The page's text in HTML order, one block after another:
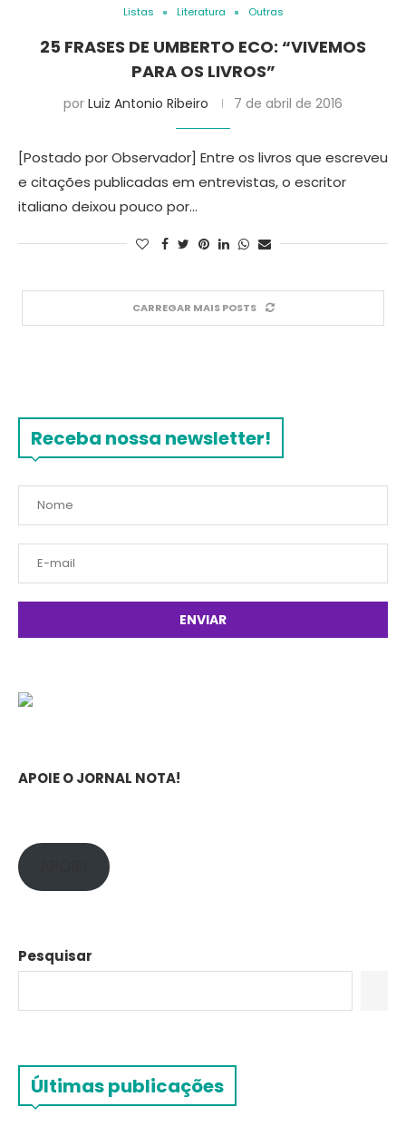
Listas Literatura Outras
25 FRASES DE UMBERTO ECO: “VIVEMOS
PARA OS LIVROS”
por Luiz Antonio Ribeiro 7 de abril de 2016
[Postado por Observador] Entre os livros que escreveu
e citações publicadas em entrevistas, o escritor
italiano deixou pouco por…
CARREGAR MAIS POSTS
Receba nossa newsletter!
APOIE O JORNAL NOTA!
Pesquisar
Últimas publicações